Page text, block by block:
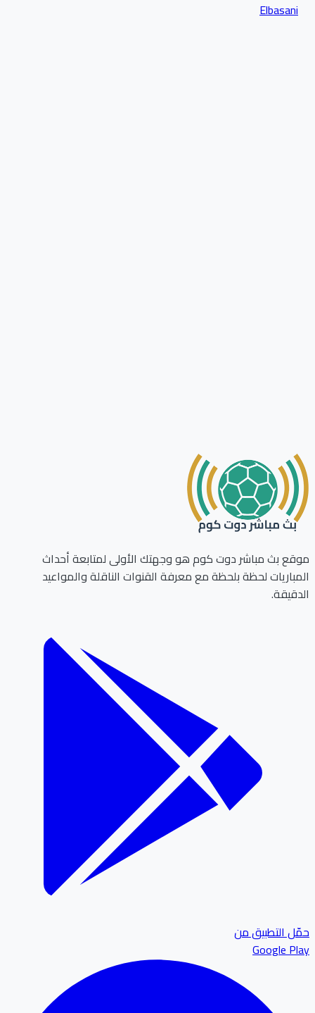
Elbasani
بث مباشر دوت كوم هو وجهتك الأولى لمتابعة أحداث
لحظة بلحظة مع معرفة القنوات الناقلة والمواعيد
التطبيق من
Google